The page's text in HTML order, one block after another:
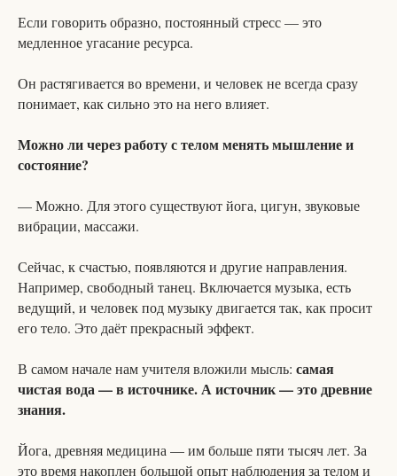
Если говорить образно, постоянный стресс — это
медленное угасание ресурса.
Он растягивается во времени, и человек не всегда сразу
понимает, как сильно это на него влияет.
Можно ли через работу с телом менять мышление и
состояние?
— Можно. Для этого существуют йога, цигун, звуковые
вибрации, массажи.
Сейчас, к счастью, появляются и другие направления.
Например, свободный танец. Включается музыка, есть
ведущий, и человек под музыку двигается так, как просит
его тело. Это даёт прекрасный эффект.
В самом начале нам учителя вложили мысль: самая
чистая вода — в источнике. А источник — это древние
знания.
Йога, древняя медицина — им больше пяти тысяч лет. За
это время накоплен большой опыт наблюдения за телом и